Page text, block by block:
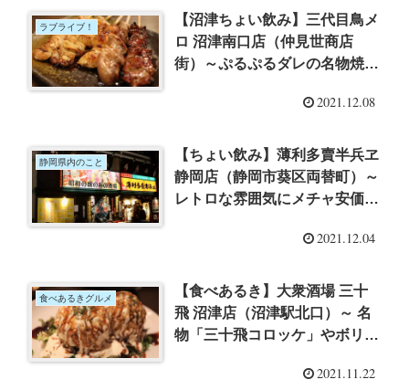
ラブライブ！
【沼津ちょい飲み】三代目鳥メ
ロ 沼津南口店（仲見世商店
街）～ぷるぷるダレの名物焼き
2021.12.08
静岡県内のこと
【ちょい飲み】薄利多賣半兵ヱ
静岡店（静岡市葵区両替町）～
レトロな雰囲気にメチャ安価
な空間でちょい飲み
2021.12.04
食べあるきグルメ
【食べあるき】大衆酒場 三十
飛 沼津店（沼津駅北口）～ 名
物「三十飛コロッケ」やボリュ
2021.11.22